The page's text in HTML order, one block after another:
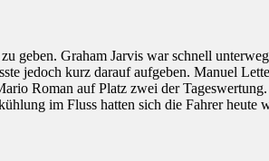
zu geben. Graham Jarvis war schnell
jedoch kurz darauf aufgeben. Manuel
Roman auf Platz zwei der
im Fluss hatten sich die Fahrer heute